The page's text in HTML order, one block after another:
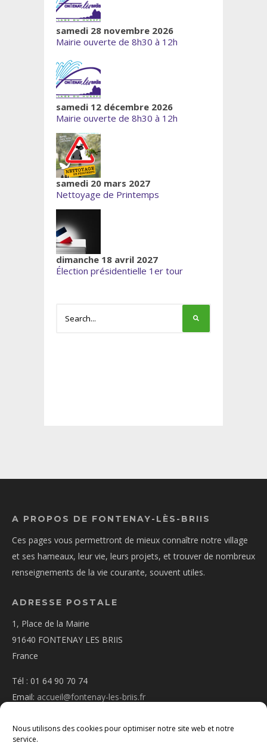
Nous utilisons des cookies pour optimiser notre site web et notre
service.
samedi 28 novembre 2026
Mairie ouverte de 8h30 à 12h
samedi 12 décembre 2026
Mairie ouverte de 8h30 à 12h
samedi 20 mars 2027
Nettoyage de Printemps
dimanche 18 avril 2027
Élection présidentielle 1er tour
A PROPOS DE FONTENAY-LÈS-BRIIS
Ces pages vous permettront de mieux connaître notre village
et ses hameaux, leur vie, leurs projets, et trouver de nombreux
renseignements de la vie courante, souvent utiles.
ADRESSE POSTALE
1, Place de la Mairie
91640 FONTENAY LES BRIIS
France
Tél : 01 64 90 70 74
Email: accueil@fontenay-les-briis.fr